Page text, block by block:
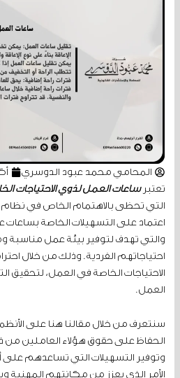
المحامي محمد عبود الدوسري
تعتبرساعات العمل لذوي الاحتياجات
التي تحظى بالاهتمام الخاص في
اعتماد على التسهيلات الخاصة بساعات
والتي تهدف لتوفير بيئة عمل مناسبة
احتياجاتهم الفردية. وذلك من خلال
الاحتياجات الخاصة في العمل، لتحقيق
العمل.
سنتعرف من خلال مقالنا هنا على
الحفاظ على حقوق هؤلاء العاملين من
وتوفير التسهيلات التي تساعدهم على
الأمر الذي يعزز من مكانتهم المهنية